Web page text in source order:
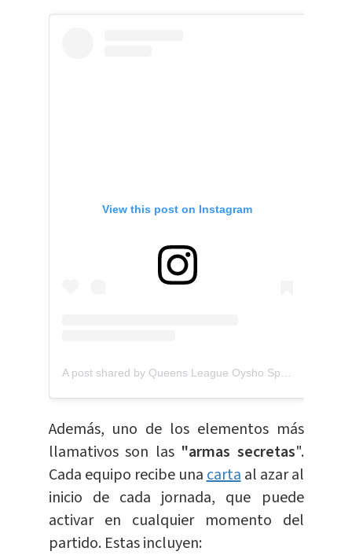
View this post on Instagram
Además, uno de los elementos más
llamativos son las "armas secretas".
Cada equipo recibe unacartaal azar al
inicio de cada jornada, que puede
activar en cualquier momento del
partido. Estas incluyen: